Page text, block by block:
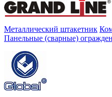
Металлический штакетник
Панельные (сварные)